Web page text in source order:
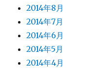
2014年8月
2014年7月
2014年6月
2014年5月
2014年4月